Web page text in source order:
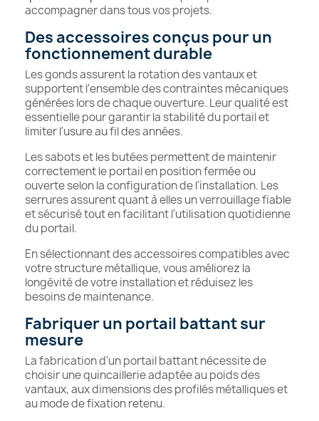
accompagner dans tous vos projets.
Des accessoires conçus pour un
fonctionnement durable
Les gonds assurent la rotation des vantaux et
supportent l'ensemble des contraintes mécaniques
générées lors de chaque ouverture. Leur qualité est
essentielle pour garantir la stabilité du portail et
limiter l'usure au fil des années.
Les sabots et les butées permettent de maintenir
correctement le portail en position fermée ou
ouverte selon la configuration de l'installation. Les
serrures assurent quant à elles un verrouillage fiable
et sécurisé tout en facilitant l'utilisation quotidienne
du portail.
En sélectionnant des accessoires compatibles avec
votre structure métallique, vous améliorez la
longévité de votre installation et réduisez les
besoins de maintenance.
Fabriquer un portail battant sur
mesure
La fabrication d'un portail battant nécessite de
choisir une quincaillerie adaptée au poids des
vantaux, aux dimensions des profilés métalliques et
au mode de fixation retenu.